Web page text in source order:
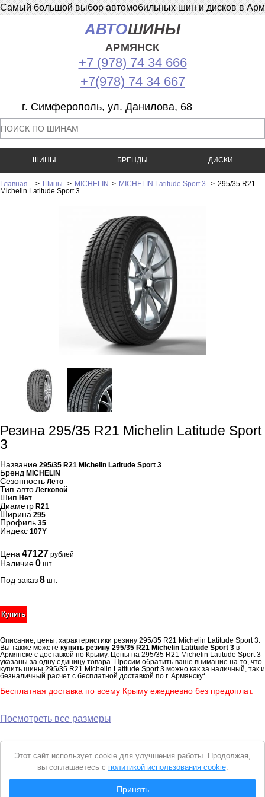
Самый большой выбор автомобильных шин и дисков в
АВТОШИНЫ
АРМЯНСК
+7 (978) 74 34 666
+7(978) 74 34 667
г. Симферополь, ул. Данилова, 68
ШИНЫ БРЕНДЫ ДИСКИ
Главная > Шины > MICHELIN > MICHELIN Latitude Sport 3 > 295/35 R21
Michelin Latitude Sport 3
Резина 295/35 R21 Michelin Latitude Sport
3
Название 295/35 R21 Michelin Latitude Sport 3
Бренд MICHELIN
Сезонность Лето
Тип авто Легковой
Шип Нет
Диаметр R21
Ширина 295
Профиль 35
Индекс 107Y
Цена 47127 рублей
Наличие0 шт.
Под заказ8 шт.
Купить
Описание, цены, характеристики резину 295/35 R21 Michelin Latitude Sport 3.
Вы также можете купить резину 295/35 R21 Michelin Latitude Sport 3 в
Армянске с доставкой по Крыму. Цены на 295/35 R21 Michelin Latitude Sport 3
указаны за одну единицу товара. Просим обратить ваше внимание на то, что
купить шины 295/35 R21 Michelin Latitude Sport 3 можно как за наличный, так и
безналичный расчет с бесплатной доставкой по г. Армянску*.
Бесплатная доставка по всему Крыму ежедневно без предоплат.
Посмотреть все размеры
Вся представленная на сайте информация носит справочный характер и не
Уведомление
cookie
Этот сайт использует cookie для улучшения работы. Продолжая,
вы соглашаетесь с политикой использования cookie.
Принять